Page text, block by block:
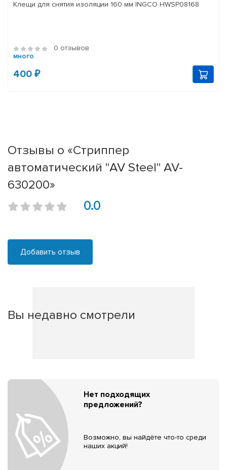
Клещи для снятия изоляции 160 мм INGCO HWSP08168
0 отзывов
много
400 ₽
Отзывы о «Стриппер
автоматический "AV Steel" AV-
630200»
0.0
Добавить отзыв
Вы недавно смотрели
Нет подходящих
предложений?
Возможно, вы найдёте что-то среди
наших акций!